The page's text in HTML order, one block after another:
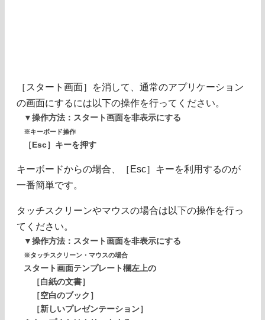
［スタート画面］を消して、通常のアプリケーション
の画面にするには以下の操作を行ってください。
▼操作方法：スタート画面を非表示にする
※キーボード操作
［Esc］キーを押す
キーボードからの場合、［Esc］キーを利用するのが
一番簡単です。
タッチスクリーンやマウスの場合は以下の操作を行っ
てください。
▼操作方法：スタート画面を非表示にする
※タッチスクリーン・マウスの場合
スタート画面テンプレート欄左上の
［白紙の文書］
［空白のブック］
［新しいプレゼンテーション］